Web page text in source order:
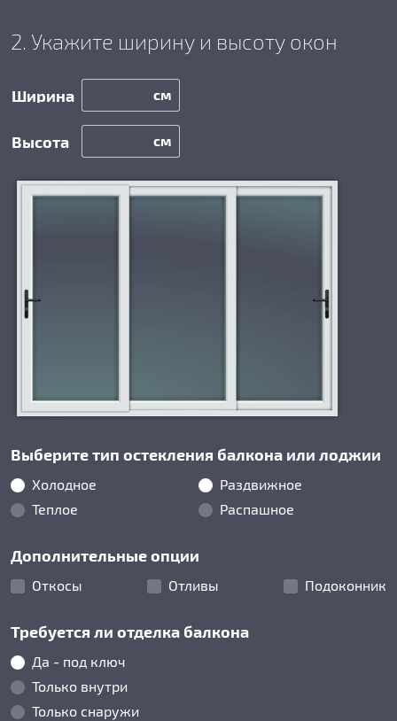
2. Укажите ширину и высоту окон
см
см
Выберите тип остекления балкона или лоджии
Холодное
Теплое
Раздвижное
Распашное
Дополнительные опции
Откосы Отливы Подоконник
Требуется ли отделка балкона
Да - под ключ
Только внутри
Только снаружи